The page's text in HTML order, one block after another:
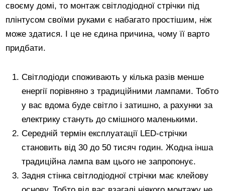
своєму домі, то монтаж світлодіодної стрічки під
плінтусом своїми руками є набагато простішим, ніж
може здатися. І це не єдина причина, чому її варто
придбати.
Світлодіоди споживають у кілька разів менше
енергії порівняно з традиційними лампами. Тобто
у вас вдома буде світло і затишно, а рахунки за
електрику стануть до смішного маленькими.
Середній термін експлуатації LED-стрічки
становить від 30 до 50 тисяч годин. Жодна інша
традиційна лампа вам цього не запропонує.
Задня стінка світлодіодної стрічки має клейову